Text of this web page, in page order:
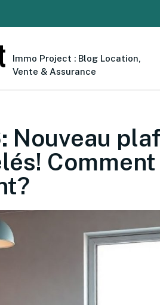
Immo Project : Blog Location,
Vente & Assurance
Nouveau